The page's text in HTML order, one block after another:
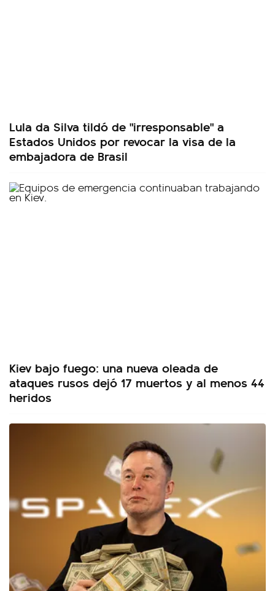
Lula da Silva tildó de "irresponsable" a
Estados Unidos por revocar la visa de la
embajadora de Brasil
Kiev bajo fuego: una nueva oleada de
ataques rusos dejó 17 muertos y al menos 44
heridos